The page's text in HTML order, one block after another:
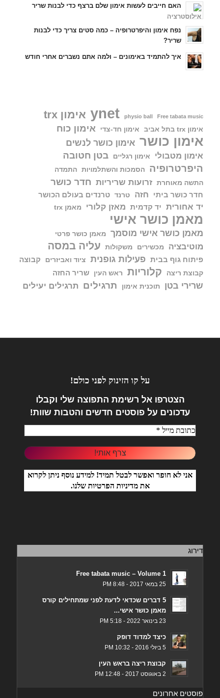
האם חייבים לעשות אימון שלם ברצף כדי לבנות שריר
נפח אימון והיפרטרופיה – כמה סטים צריך כדי לבנות
שריר?
איך להתמיד באימונים – ולמה אתם נשברים אחרי חודש
Free tabata music
physio ball
ynet אימון trx
אימון trx בתל אביב אימון חד-צדי אימון כוח
אימון כושר אימון כושר לנשים
אימון מטבולי אימון רגליים
בטן חטובה
היפרטרופיה
הסמכות והשתלמויות
התמדה
התשה מאוחרת
זרועות שריריות חדר כושר
חדר כושר ביתי חזה טרנד טרנדים בעולם הכושר
יד אחורית יד קדמית מאזן קלורי מאמן trx
מאמן כושר אישי
מאמן כושר אישי מוסמך מאמן כושר פרטי
מוטיבציה מכשירים משקולות עליה במסה
פיתוח גוף בבית פעילות גופנית ציוד ואביזרים קבוצה
קבוצת ריצה קלוריות ראש העין שריר החזה
שרירי בטן תוכנית אימון תרגילים תרגילים יעילים
על קו הזינוק לפני כולם!
הצטרפו אל רשימת התפוצה שלי וקבלו
עדכונים על פוסטים חדשים והטבות שוות!
אני לא חופר ואפשר לבטל תמיד! למידע נוסף ניתן לקרוא
אתמדיניות הפרטיותשלנו.
דירוג
Free tabata music – Volume 1
25 במאי 2017 - 8:48 PM
5 דברים שכדאי לדעת לפני שמתחילים קורס
מאמן כושר אישי...
23 בינואר 2022 - 5:18 PM
כיצד למדוד דופק
5 ביולי 2016 - 10:32 PM
קבוצת ריצה בראש העין
2 באוגוסט 2017 - 12:48 PM
פוסטים אחרונים